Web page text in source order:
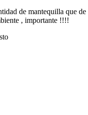
de mantequilla que de
, importante !!!!